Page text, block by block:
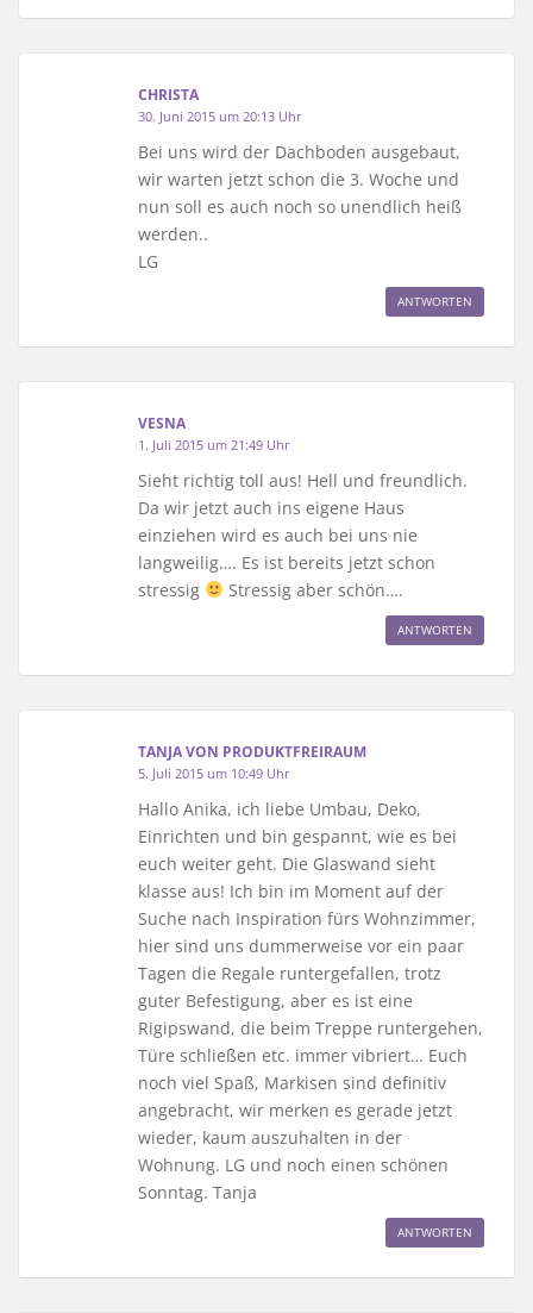
CHRISTA
30. Juni 2015 um 20:13 Uhr
Bei uns wird der Dachboden ausgebaut,
wir warten jetzt schon die 3. Woche und
nun soll es auch noch so unendlich heiß
werden..
LG
ANTWORTEN
VESNA
1. Juli 2015 um 21:49 Uhr
Sieht richtig toll aus! Hell und freundlich.
Da wir jetzt auch ins eigene Haus
einziehen wird es auch bei uns nie
langweilig…. Es ist bereits jetzt schon
stressig
Stressig aber schön….
ANTWORTEN
TANJA VON PRODUKTFREIRAUM
5. Juli 2015 um 10:49 Uhr
Hallo Anika, ich liebe Umbau, Deko,
Einrichten und bin gespannt, wie es bei
euch weiter geht. Die Glaswand sieht
klasse aus! Ich bin im Moment auf der
Suche nach Inspiration fürs Wohnzimmer,
hier sind uns dummerweise vor ein paar
Tagen die Regale runtergefallen, trotz
guter Befestigung, aber es ist eine
Rigipswand, die beim Treppe runtergehen,
Türe schließen etc. immer vibriert… Euch
noch viel Spaß, Markisen sind definitiv
angebracht, wir merken es gerade jetzt
wieder, kaum auszuhalten in der
Wohnung. LG und noch einen schönen
Sonntag. Tanja
ANTWORTEN